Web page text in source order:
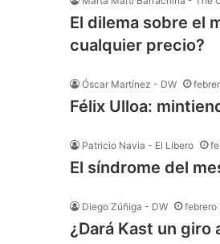
El dilema sobre el
cualquier precio?
Óscar Martínez - DW
Félix Ulloa:
Patricio Navia - El Líbero
El síndrome del
Diego Zúñiga - DW febrero
¿Dará Kast un giro